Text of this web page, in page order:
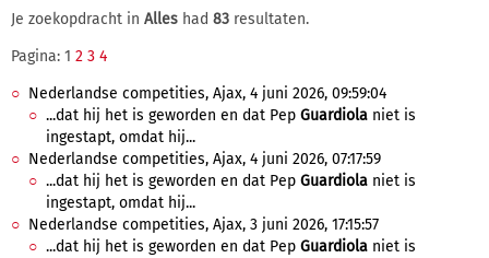
Je zoekopdracht in Alles had 83 resultaten.
Pagina: 1 2 3 4
Nederlandse competities, Ajax, 4 juni 2026, 09:59:04
...dat hij het is geworden en dat Pep Guardiola niet is
ingestapt, omdat hij...
Nederlandse competities, Ajax, 4 juni 2026, 07:17:59
...dat hij het is geworden en dat Pep Guardiola niet is
ingestapt, omdat hij...
Nederlandse competities, Ajax, 3 juni 2026, 17:15:57
...dat hij het is geworden en dat Pep Guardiola niet is